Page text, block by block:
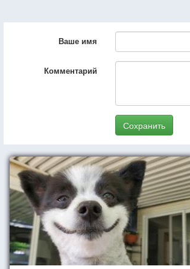
Ваше имя
Комментарий
Сохранить